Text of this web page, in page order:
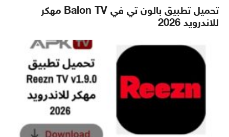
تحميل تطبيق بالون تي في Balon TV مهكر
للاندرويد 2026